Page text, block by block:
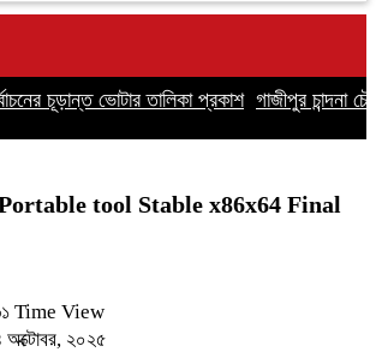
চূড়ান্ত ভোটার তালিকা প্রকাশ গাজীপুর চান্দনা
tool Stable x86x64 Final
Time View
অক্টোবর, ২০২৫